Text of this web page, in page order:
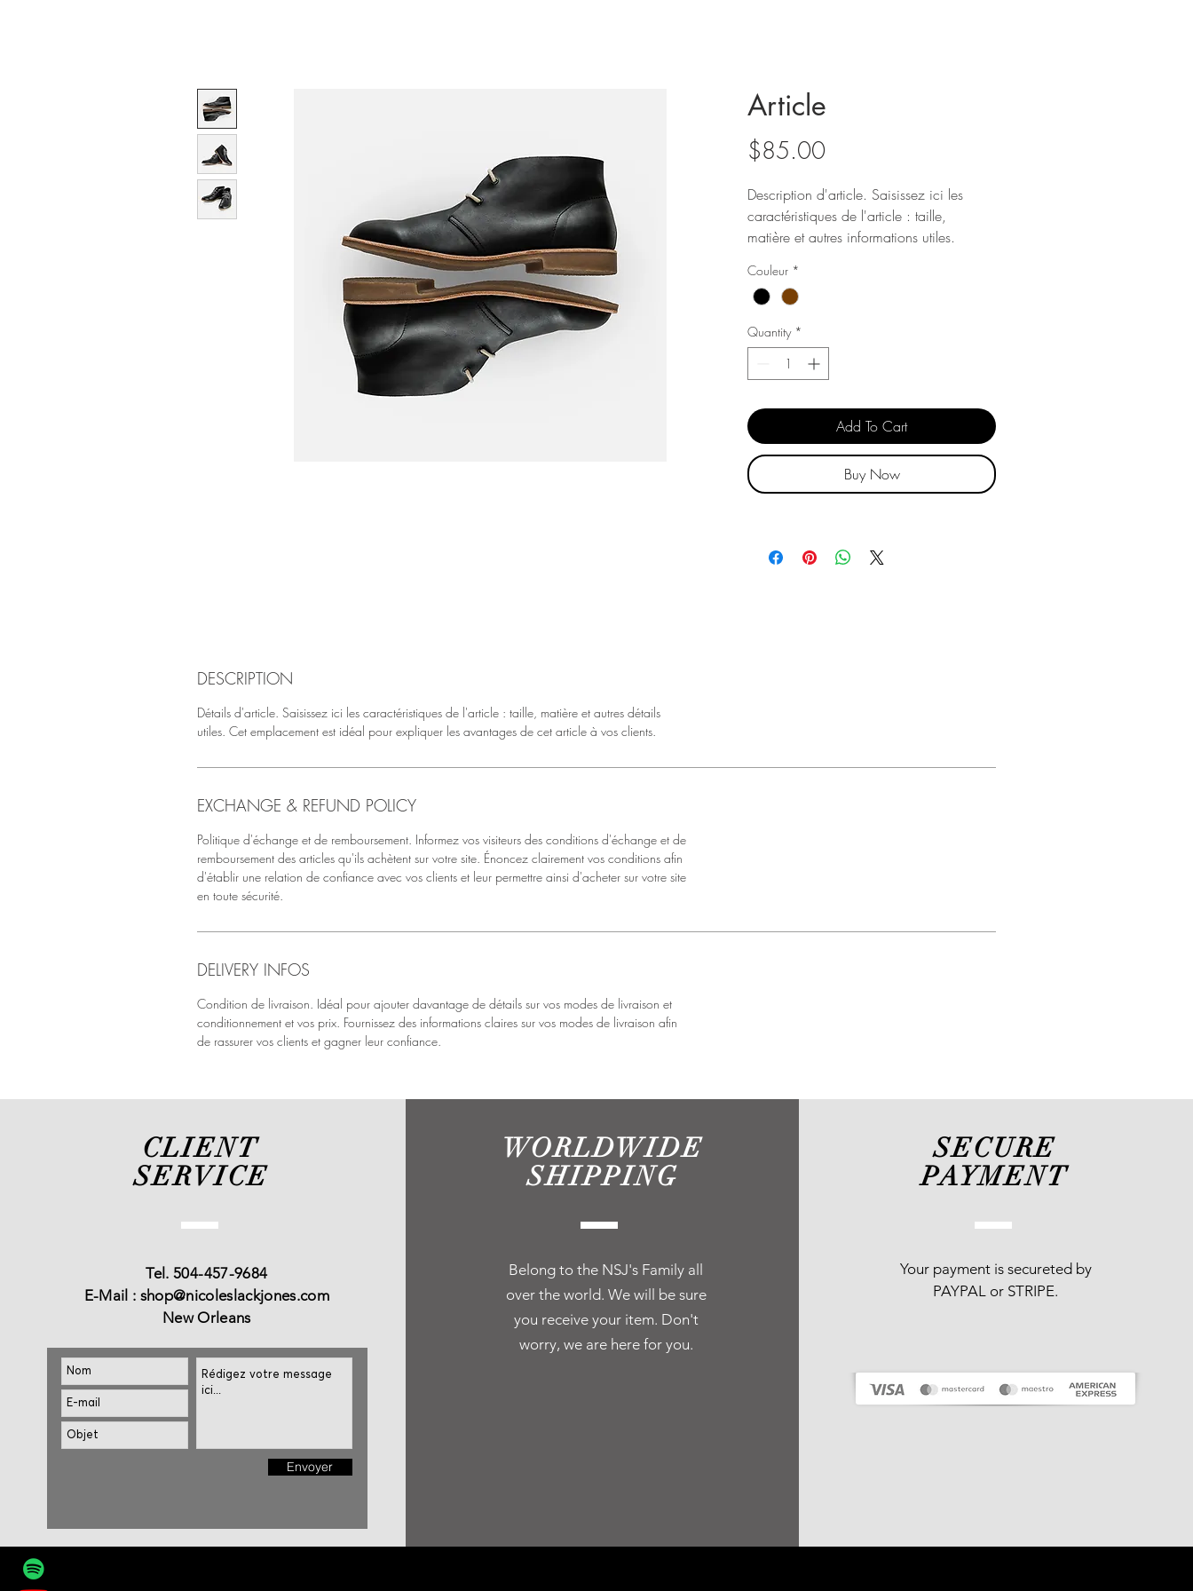
Article
$85.00Price
Description d'article. Saisissez ici les
caractéristiques de l'article : taille,
matière et autres informations utiles.
Couleur *
Quantity *
Add To Cart
Buy Now
DESCRIPTION
Détails d'article. Saisissez ici les caractéristiques de l'article : taille, matière et autres détails
utiles. Cet emplacement est idéal pour expliquer les avantages de cet article à vos clients.
EXCHANGE & REFUND POLICY
Politique d'échange et de remboursement. Informez vos visiteurs des conditions d'échange et de
remboursement des articles qu'ils achètent sur votre site. Énoncez clairement vos conditions afin
d'établir une relation de confiance avec vos clients et leur permettre ainsi d'acheter sur votre site
en toute sécurité.
DELIVERY INFOS
Condition de livraison. Idéal pour ajouter davantage de détails sur vos modes de livraison et
conditionnement et vos prix. Fournissez des informations claires sur vos modes de livraison afin
de rassurer vos clients et gagner leur confiance.
CLIENT
SERVICE
Tel. 504-457-9684
E-Mail : shop@nicoleslackjones.com
New Orleans
Envoyer
WORLDWIDE
SHIPPING
Belong to the NSJ's Family all
over the world. We will be sure
you receive your item. Don't
worry, we are here for you.
SECURE
PAYMENT
Your payment is secureted by
PAYPAL or STRIPE.